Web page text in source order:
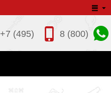
8 (800)
+7 (495)